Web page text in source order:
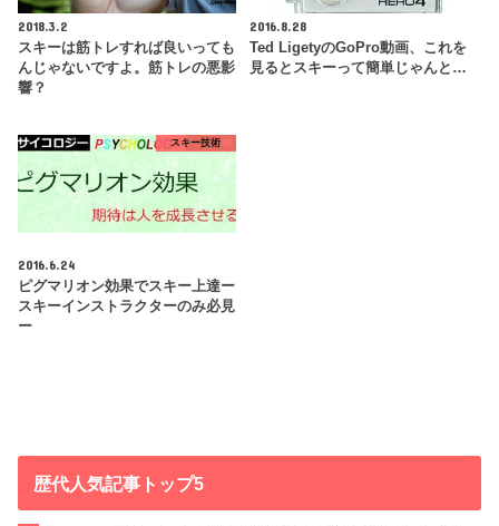
2018.3.2
スキーは筋トレすれば良いっても
んじゃないですよ。筋トレの悪影
響？
2016.8.28
Ted LigetyのGoPro動画、これを
見るとスキーって簡単じゃんと…
スキー技術
2016.6.24
ピグマリオン効果でスキー上達ー
スキーインストラクターのみ必見
ー
歴代人気記事トップ5